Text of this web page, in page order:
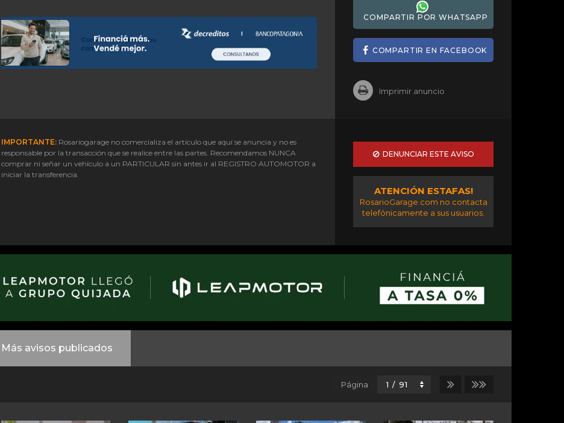
COMPARTIR POR WHATSAPP
COMPARTIR EN FACEBOOK
Imprimir anuncio
IMPORTANTE:Rosariogarage no comercializa el artículo que aquí se anuncia y no es
responsable por la transacción que se realice entre las partes. Recomendamos NUNCA
comprar ni señar un vehículo a un PARTICULAR sin antes ir al REGISTRO AUTOMOTOR a
iniciar la transferencia.
DENUNCIAR ESTE AVISO
ATENCIÓN ESTAFAS!
RosarioGarage.com no contacta
telefónicamente a sus usuarios.
Más avisos publicados
Página